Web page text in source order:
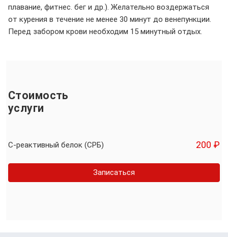
плавание, фитнес. бег и др.). Желательно воздержаться
от курения в течение не менее 30 минут до венепункции.
Перед забором крови необходим 15 минутный отдых.
Стоимость
услуги
С-реактивный белок (СРБ) 200 ₽
Записаться